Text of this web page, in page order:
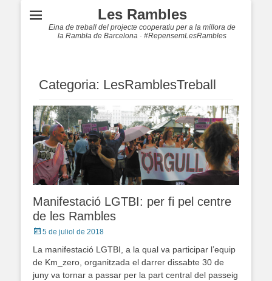
Les Rambles
Eina de treball del projecte cooperatiu per a la millora de
la Rambla de Barcelona · #RepensemLesRambles
Categoria: LesRamblesTreball
Manifestació LGTBI: per fi pel centre
de les Rambles
Posted
5 de juliol de 2018
La manifestació LGTBI, a la qual va participar l’equip
de Km_zero, organitzada el darrer dissabte 30 de
juny va tornar a passar per la part central del passeig